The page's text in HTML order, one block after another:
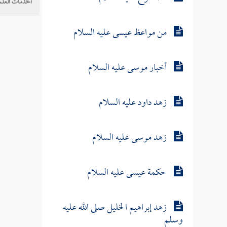
من مواعظ عيسى عليه السلام
أخبار موسى عليه السلام
زهد داود عليه السلام
زهد موسى عليه السلام
حكمة عيسى عليه السلام
زهد إبراهيم الخليل صلى الله عليه
وسلم